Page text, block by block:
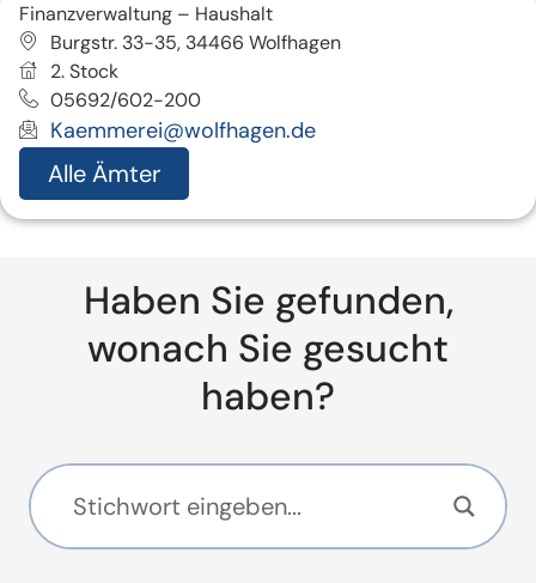
Finanzverwaltung – Haushalt
Burgstr. 33-35, 34466 Wolfhagen
2. Stock
05692/602-200
Kaemmerei@wolfhagen.de
Alle Ämter
Haben Sie gefunden,
wonach Sie gesucht
haben?